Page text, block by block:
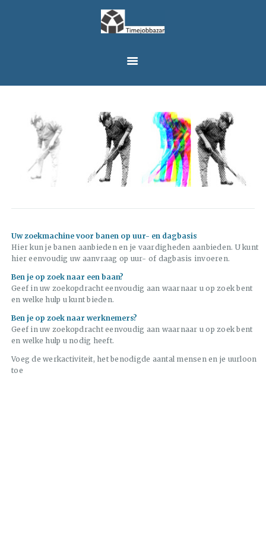
TIMEJOBBAZAR
Uw zoekmachine voor banen op uur- en dagbasis
Hier kun je banen aanbieden en je vaardigheden aanbieden. U kunt
hier eenvoudig uw aanvraag op uur- of dagbasis invoeren.
Ben je op zoek naar een baan?
Geef in uw zoekopdracht eenvoudig aan waarnaar u op zoek bent
en welke hulp u kunt bieden.
Ben je op zoek naar werknemers?
Geef in uw zoekopdracht eenvoudig aan waarnaar u op zoek bent
en welke hulp u nodig heeft.
Voeg de werkactiviteit, het benodigde aantal mensen en je uurloon
toe